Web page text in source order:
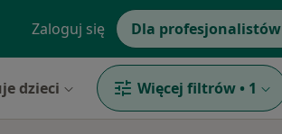
Zaloguj się Dla profesjonalistów
dzieci Więcej filtrów • 1